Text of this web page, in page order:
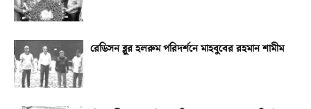
রেডিসন ব্লুর হলরুম পরিদর্শনে মাহবুবের রহমান শামীম